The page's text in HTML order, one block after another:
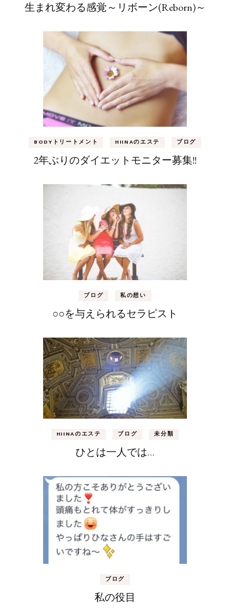
生まれ変わる感覚～リボーン(Reborn)～
BODYトリートメント HIINAのエステ ブログ
2年ぶりのダイエットモニター募集!!
ブログ 私の想い
○○を与えられるセラピスト
HIINAのエステ ブログ 未分類
ひとは一人では…
ブログ
私の役目